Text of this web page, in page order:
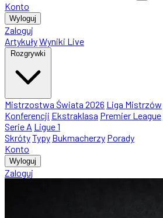
Konto
Wyloguj
Zaloguj
ArtykułyWyniki Live
Rozgrywki
Mistrzostwa Świata 2026 Liga Mistrzów
Konferencji Ekstraklasa Premier League
Serie A Ligue 1
SkrótyTypy Bukmacherzy Porady
Konto
Wyloguj
Zaloguj